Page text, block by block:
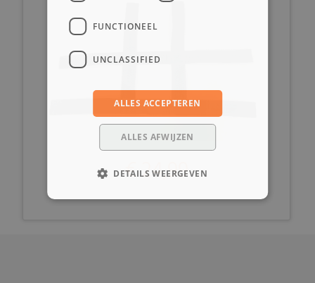
€ 24,99
FUNCTIONEEL
UNCLASSIFIED
ALLES ACCEPTEREN
ALLES AFWIJZEN
DETAILS WEERGEVEN